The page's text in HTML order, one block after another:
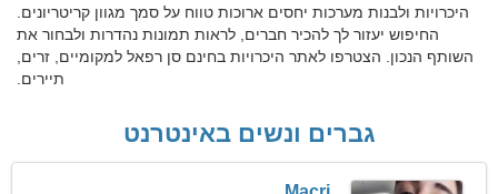
היכרויות ולבנות מערכות יחסים ארוכות טווח על סמך מגוון קריטריונים.
החיפוש יעזור לך להכיר חברים, לראות תמונות נהדרות ולבחור את
השותף הנכון. הצטרפו לאתר היכרויות בחינם סן רפאל למקומיים, זרים,
תיירים.
גברים ונשים באינטרנט